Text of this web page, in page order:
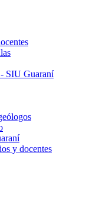
SIU Guaraní
y docentes